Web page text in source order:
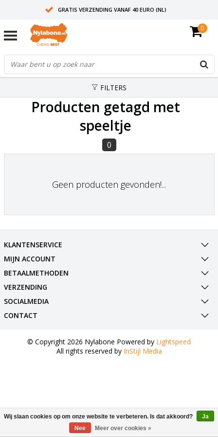
GRATIS VERZENDING VANAF 40 EURO (NL)
0
FILTERS
Producten getagd met
speeltje
0
Geen producten gevonden!...
KLANTENSERVICE
MIJN ACCOUNT
BETAALMETHODEN
VERZENDING
SOCIALMEDIA
CONTACT
© Copyright 2026 Nylabone Powered by Lightspeed
All rights reserved by InStijl Media
Wij slaan cookies op om onze website te verbeteren. Is dat akkoord?
Ja
Nee
Meer over cookies »